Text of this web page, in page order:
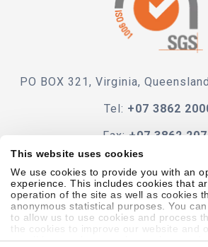
This website uses cookies
We use cookies to provide you with an
experience. This includes cookies that
operation of the site as well as cookies
anonymous statistical purposes. You
to allow us to use cookies and process
the cookies to improve our website and
possible experience, to learn about and
PO BOX 321, Virginia,
Tel: +07 3862
Fax: +07 3862
Code Of Conduct Terms & Conditions